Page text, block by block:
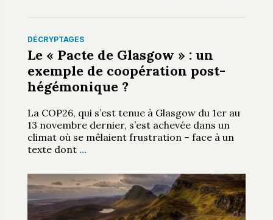
DÉCRYPTAGES
Le « Pacte de Glasgow » : un
exemple de coopération post-
hégémonique ?
La COP26, qui s’est tenue à Glasgow du 1er au
13 novembre dernier, s’est achevée dans un
climat où se mêlaient frustration – face à un
texte dont …